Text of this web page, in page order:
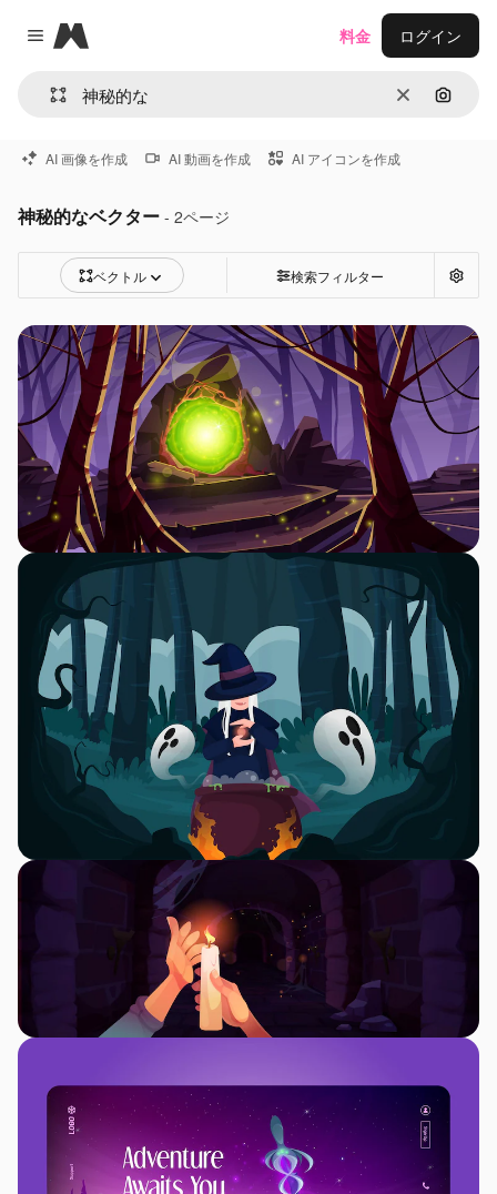
Close menu
Magnific
消去 画像で
料金 ログイン
AI 画像を作成 AI 動画を作成 AI アイコンを作成
神秘的なベクター - 2ページ
ベクトル 検索フィルター